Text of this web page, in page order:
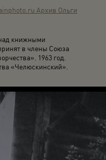
Архив Ольги
книжными
в члены Союза
1963 год.
«Челюскинский».